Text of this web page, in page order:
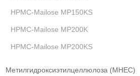
HPMC-Mailose MP150KS
HPMC-Mailose MP200K
HPMC-Mailose MP200KS
Метилгидроксиэтилцеллюлоза (MHEC)